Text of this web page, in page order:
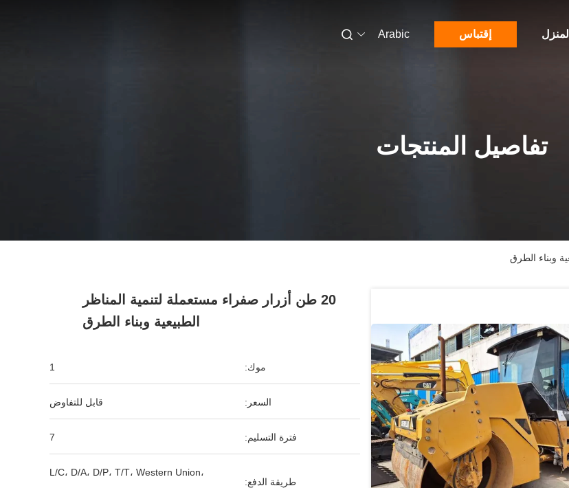
المنزل إقتباس Arabic
تفاصيل المنتجات
20 طن أزرار صفراء مستعملة لتنمية المناظر
الطبيعية وبناء الطرق
موك: 1
السعر: قابل للتفاوض
فترة التسليم: 7
طريقة الدفع:
L/C، D/A، D/P، T/T، Western Union،